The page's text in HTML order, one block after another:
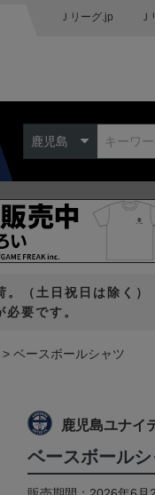
Ｊリーグ.jp
鹿児島
（土日祝日は除く）
要です。
ベースボールシャツ
鹿児島ユナイ
ベースボール